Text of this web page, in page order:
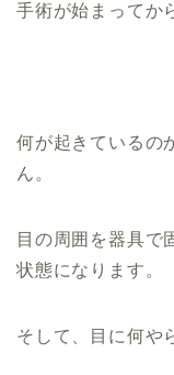
手術が始まってか
何が起きているの
ん。
目の周囲を器具で
状態になります。
そして、目に何や